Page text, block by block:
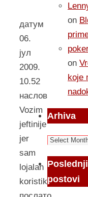
датум
06.
јул
2009.
10.52
наслов
Vozim
jeftinije
jer
sam
lojalan
koristik
on
on
koje
Arhiva
Arhiva
Poslednji
postovi